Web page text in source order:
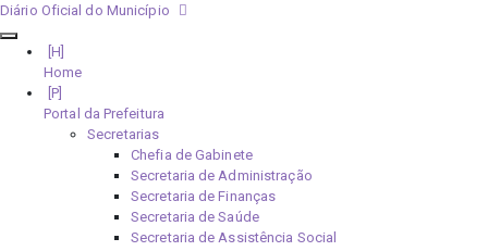
Diário Oficial do Município
Home
Portal da Prefeitura
Secretarias
Chefia de Gabinete
Secretaria de Administração
Secretaria de Finanças
Secretaria de Saúde
Secretaria de Assistência Social